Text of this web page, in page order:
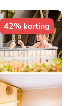
42% korting